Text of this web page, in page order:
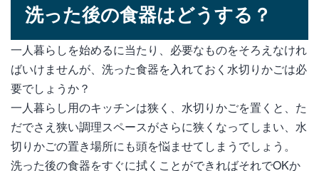
食器拭きは使い捨てが便利！100均やコス
トコのおすすめを紹介
洗った後の食器はどうする？
一人暮らしを始めるに当たり、必要なものをそろえなけれ
ばいけませんが、洗った食器を入れておく水切りかごは必
要でしょうか？
一人暮らし用のキッチンは狭く、水切りかごを置くと、た
だでさえ狭い調理スペースがさらに狭くなってしまい、水
切りかごの置き場所にも頭を悩ませてしまうでしょう。
洗った後の食器をすぐに拭くことができればそれでOKか